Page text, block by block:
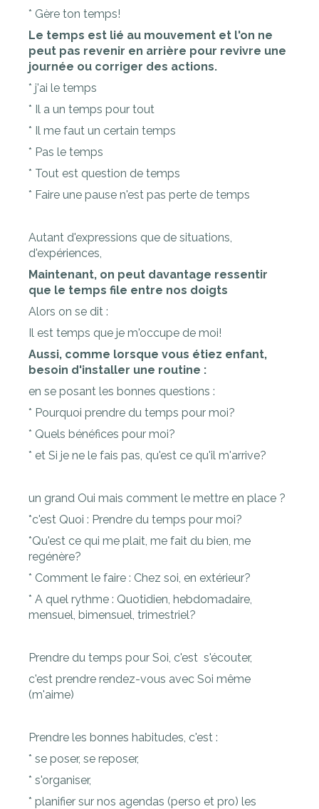
* Gère ton temps!
Le temps est lié au mouvement et l'on ne
peut pas revenir en arrière pour revivre une
journée ou corriger des actions.
* j'ai le temps
* Il a un temps pour tout
* Il me faut un certain temps
* Pas le temps
* Tout est question de temps
* Faire une pause n'est pas perte de temps
Autant d'expressions que de situations,
d'expériences,
Maintenant, on peut davantage ressentir
que le temps file entre nos doigts
Alors on se dit :
Il est temps que je m'occupe de moi!
Aussi, comme lorsque vous étiez enfant,
besoin d'installer une routine :
en se posant les bonnes questions :
* Pourquoi prendre du temps pour moi?
* Quels bénéfices pour moi?
* et Si je ne le fais pas, qu'est ce qu'il m'arrive?
un grand Oui mais comment le mettre en place ?
*c'est Quoi : Prendre du temps pour moi?
*Qu'est ce qui me plait, me fait du bien, me
regénère?
* Comment le faire : Chez soi, en extérieur?
* A quel rythme : Quotidien, hebdomadaire,
mensuel, bimensuel, trimestriel?
Prendre du temps pour Soi, c'est s'écouter,
c'est prendre rendez-vous avec Soi même
(m'aime)
Prendre les bonnes habitudes, c'est :
* se poser, se reposer,
* s'organiser,
* planifier sur nos agendas (perso et pro) les